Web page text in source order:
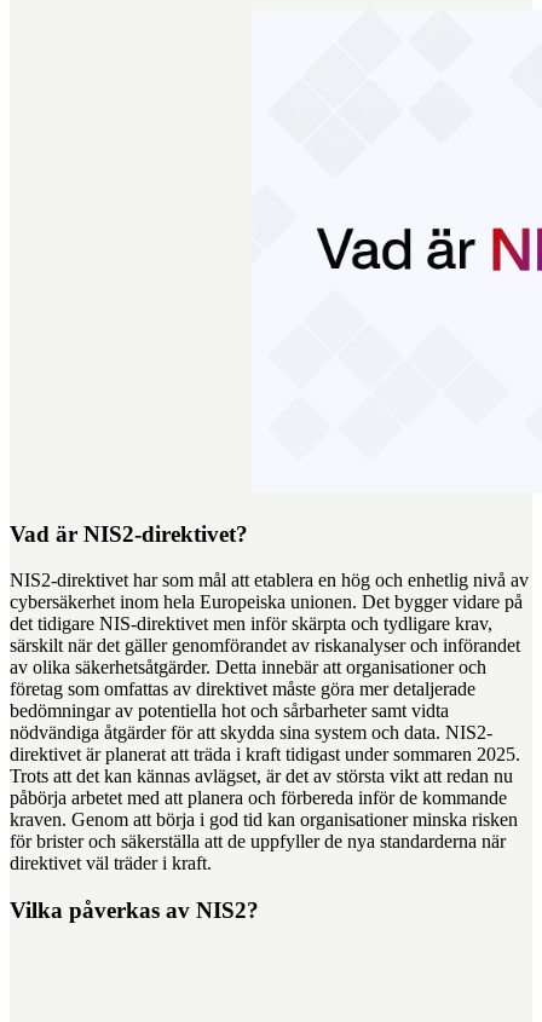
Vad är NIS2-direktivet?
NIS2-direktivet har som mål att etablera en hög och enhetlig nivå av
cybersäkerhet inom hela Europeiska unionen. Det bygger vidare på
det tidigare NIS-direktivet men inför skärpta och tydligare krav,
särskilt när det gäller genomförandet av riskanalyser och införandet
av olika säkerhetsåtgärder. Detta innebär att organisationer och
företag som omfattas av direktivet måste göra mer detaljerade
bedömningar av potentiella hot och sårbarheter samt vidta
nödvändiga åtgärder för att skydda sina system och data. NIS2-
direktivet är planerat att träda i kraft tidigast under sommaren 2025.
Trots att det kan kännas avlägset, är det av största vikt att redan nu
påbörja arbetet med att planera och förbereda inför de kommande
kraven. Genom att börja i god tid kan organisationer minska risken
för brister och säkerställa att de uppfyller de nya standarderna när
direktivet väl träder i kraft.
Vilka påverkas av NIS2?